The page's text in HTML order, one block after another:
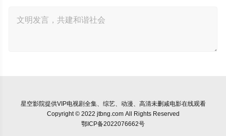
星空影院提供VIP电视剧全集、综艺、动漫、高清未删减电影在线观看
Copyright © 2022 jtbng.com All Rights Reserved
鄂ICP备2022076662号